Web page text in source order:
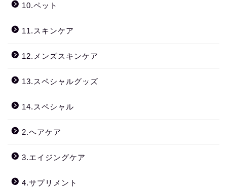
10.ペット
11.スキンケア
12.メンズスキンケア
13.スペシャルグッズ
14.スペシャル
2.ヘアケア
3.エイジングケア
4.サプリメント